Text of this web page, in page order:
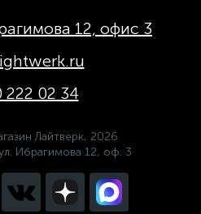
12, офис 3
222 02 34
Лайтверк, 2026
Ибрагимова 12, оф. 3